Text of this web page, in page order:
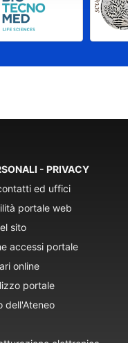
- PRIVACY
ed uffici
portale web
sito
accessi portale
online
portale
dell'Ateneo